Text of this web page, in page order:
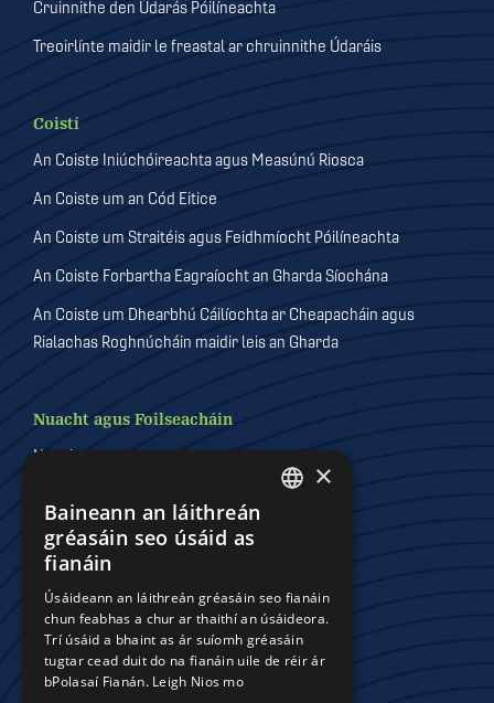
Cruinnithe den Údarás Póilíneachta
Treoirlínte maidir le freastal ar chruinnithe Údaráis
Coistí
An Coiste Iniúchóireachta agus Measúnú Riosca
An Coiste um an Cód Eitice
An Coiste um Straitéis agus Feidhmíocht Póilíneachta
An Coiste Forbartha Eagraíocht an Gharda Síochána
An Coiste um Dhearbhú Cáilíochta ar Cheapacháin agus
Rialachas Roghnúcháin maidir leis an Gharda
Nuacht agus Foilseacháin
Nuacht
Físeáin
Gailearaithe
Comhchoistí Póilíneachta
DEFAULT LANGUAGE
×
Baineann an láithreán
gréasáin seo úsáid as
fianáin
Úsáideann an láithreán gréasáin seo fianáin
chun feabhas a chur ar thaithí an úsáideora.
Trí úsáid a bhaint as ár suíomh gréasáin
tugtar cead duit do na fianáin uile de réir ár
bPolasaí Fianán. Leigh Nios mo